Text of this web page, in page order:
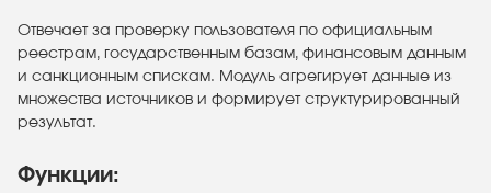
Отвечает за проверку пользователя по официальным
реестрам, государственным базам, финансовым данным
и санкционным спискам. Модуль агрегирует данные из
множества источников и формирует структурированный
результат.
Функции: